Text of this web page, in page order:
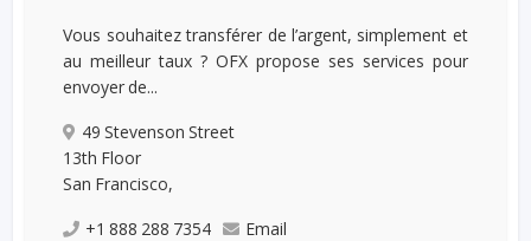
Vous souhaitez transférer de l’argent, simplement et
au meilleur taux ? OFX propose ses services pour
envoyer de...
49 Stevenson Street
13th Floor
San Francisco,
+1 888 288 7354
Email